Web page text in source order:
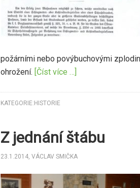
požárními nebo povýbuchovými
ohrožení. [Číst více …]
KATEGORIE: HISTORIE
Z jednání štábu
23.1.2014, VÁCLAV SMIČKA